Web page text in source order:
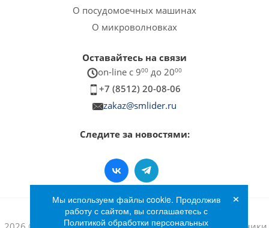
О посудомоечных машинах
О микроволновках
Оставайтесь на связи
on-line c 900 до 2000
+7 (8512) 20-08-06
zakaz@smlider.ru
Следите за новостями:
Мы используем файлы cookie. Продолжив
работу с сайтом, вы соглашаетесь с
Политикой обработки персональных
×